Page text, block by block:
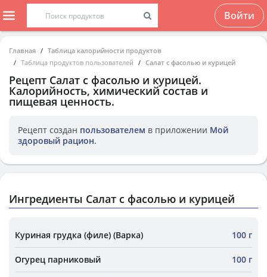
Войти
Главная
Таблица калорийности продуктов
Таблица продуктов пользователей
Салат с фасолью и курицей
Рецепт Салат с фасолью и курицей.
Калорийность, химический состав и
пищевая ценность.
Рецепт создан пользователем в приложении Мой
здоровый рацион.
Ингредиенты Салат с фасолью и курицей
Куриная грудка (филе) (Варка) 100 г
Огурец парниковый 100 г